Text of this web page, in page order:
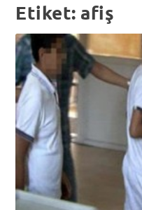
Etiket: afiş